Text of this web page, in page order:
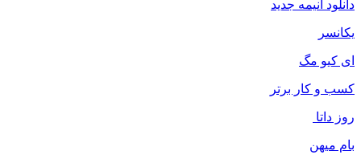
دانلود انیمه جدید
یکانسر
ای کیو مگ
کسب و کار برتر
روز داتا
بام میهن